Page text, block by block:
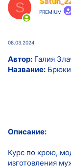
S PREMIUM
08.03.2024
Автор: Галия
Название:
Описание:
Курс по крою,
изготовления